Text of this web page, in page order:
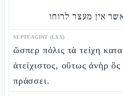
אין מעצר לרוחו
SEPTUAGINT (LXX)
ὥσπερ πόλις τὰ τείχη
ἀτείχιστος, οὕτως ἀνὴρ
πράσσει.